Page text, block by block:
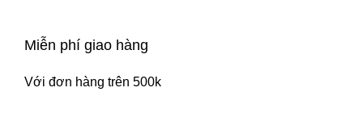
Miễn phí giao hàng
Với đơn hàng trên 500k